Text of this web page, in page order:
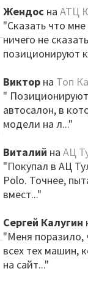
Жендосна АТЦ
"Сказать что
ничего не
позиционируют
Викторна Топ
"
автосалон, в
модели на л..."
Виталий на АЦ
"Покупал в АЦ
Polo. Точнее,
вмест..."
Сергей Калугин
"Меня поразило,
всех тех машин,
на сайт..."